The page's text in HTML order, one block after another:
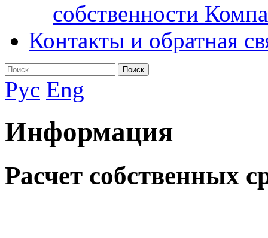
собственности
Контакты и обратная
Поиск
Рус Eng
Информация
Расчет собственных